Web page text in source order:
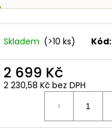
Skladem (>10 ks) Kód:
2 699 Kč
2 230,58 Kč bez DPH